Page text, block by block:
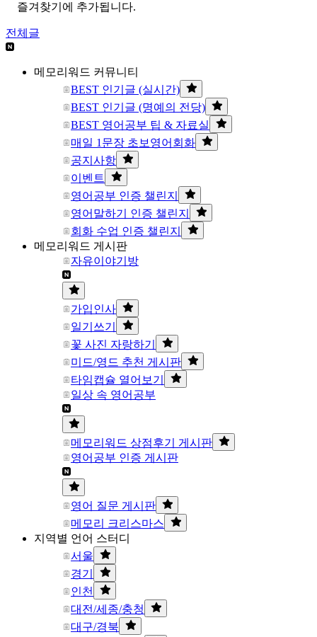
즐겨찾기에 추가됩니다.
전체글
메모리워드 커뮤니티
BEST 인기글 (실시간)
BEST 인기글 (명예의 전당)
BEST 영어공부 팁 & 자료실
매일 1문장 초보영어회화
공지사항
이벤트
영어공부 인증 챌린지
영어말하기 인증 챌린지
회화 수업 인증 챌린지
메모리워드 게시판
자유이야기방
가입인사
일기쓰기
꽃 사진 자랑하기
미드/영드 추천 게시판
타임캡슐 열어보기
일상 속 영어공부
메모리워드 상점후기 게시판
영어공부 인증 게시판
영어 질문 게시판
메모리 크리스마스
지역별 언어 스터디
서울
경기
인천
대전/세종/충청
대구/경북